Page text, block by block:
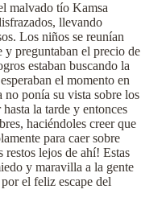
malvado tío Kamsa
llevando
Los niños se reunían
y preguntaban el precio de
estaban buscando la
el momento en
ponía su vista sobre los
la tarde y entonces
haciéndoles creer que
para caer sobre
lejos de ahí! Estas
y maravilla a la gente
el feliz escape del